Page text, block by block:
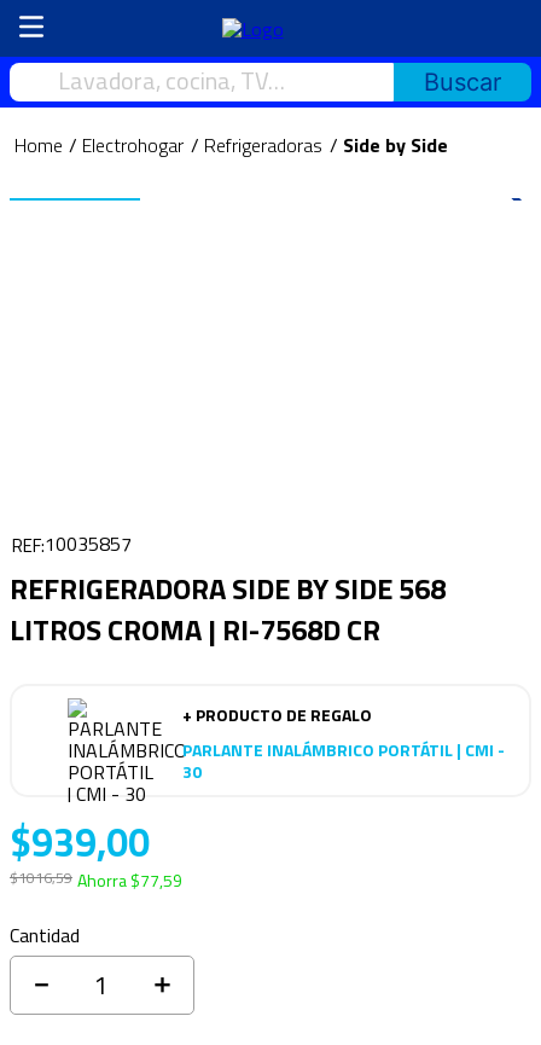
Lavadora, cocina, TV…
Electrohogar Refrigeradoras Side by Side
10035857
REFRIGERADORA SIDE BY SIDE 568
LITROS CROMA | RI-7568D CR
+ PRODUCTO DE REGALO
PARLANTE INALÁMBRICO PORTÁTIL | CMI -
30
$939,00
$1016,59 Ahorra$77,59
Cantidad
＋
－